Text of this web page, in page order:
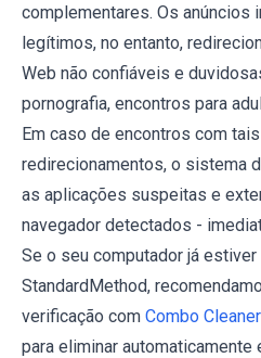
complementares. Os anúncios
legítimos, no entanto,
Web não confiáveis ​​e
pornografia, encontros para
Em caso de encontros com
redirecionamentos, o sistema
as aplicações suspeitas e
navegador detectados -
Se o seu computador já
StandardMethod,
verificação com Combo
para eliminar automaticamente